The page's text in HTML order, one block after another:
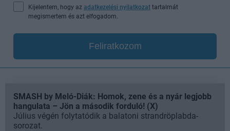
Kijelentem, hogy az adatkezelési nyilatkozat tartalmát
megismertem és azt elfogadom.
Feliratkozom
SMASH by Meló-Diák: Homok, zene és a nyár legjobb
hangulata – Jön a második forduló! (X)
Július végén folytatódik a balatoni strandröplabda-
sorozat.